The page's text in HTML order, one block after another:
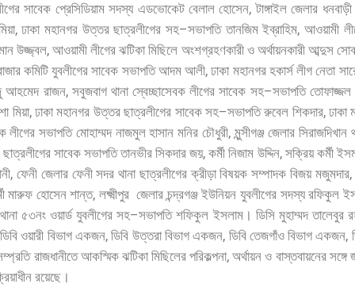
সাবেক প্রেসিডিয়াম সদস্য এডভোকেট বেলাল হোসেন,টাঙ্গাইল জেলার ধনবাড়ী
,ঢাকা মহানগর উত্তর ছাত্রলীগের সহ–সভাপতি তানজিম ইব্রাহিম,আওয়ামী
উজ্জ্বল,আওয়ামী লীগের ঝটিকা মিছিলে অংশগ্রহণকারী ও অর্থায়নকারী আব্দুস
কমিটি যুবলীগের সাবেক সভাপতি আদম আলী,ঢাকা মহানগর হকার্স লীগ নেতা
আহমেদ রাজন, সবুজবাগ থানা স্বেচ্ছাসেবক লীগের সাবেক সহ–সভাপতি তোফাজ্জল
মিয়া, ঢাকা মহানগর উত্তর ছাত্রলীগের সাবেক সহ–সভাপতি রুবেল শিকদার, ঢাকা
লীগের সভাপতি মোহাম্মদ নাজমুল হাসান মনির চৌধুরী,মুন্সীগঞ্জ জেলার সিরাজদিখান
ছাত্রলীগের সাবেক সভাপতি তানভীর সিকদার জয়,কর্মী নিজাম উদ্দিন, সক্রিয় কর্মী
, ফেনী জেলার ফেনী সদর থানা ছাত্রলীগের ক্রীড়া বিষয়ক সম্পাদক বিজয় মজুমদার,
মারুফ হোসেন শান্ত, লক্ষ্মীপুর জেলার চন্দ্রগঞ্জ ইউনিয়ন যুবলীগের সদস্য রফিকুল
থানা ৫৩নং ওয়ার্ড যুবলীগের সহ–সভাপতি শফিকুল ইসলাম। ডিসি মুহাম্মদ তালেবুর
ডিবি ওয়ারী বিভাগ একজন,ডিবি উত্তরা বিভাগ একজন, ডিবি তেজগাঁও বিভাগ একজন,
রাজধানীতে আকস্মিক ঝটিকা মিছিলের পরিকল্পনা,অর্থায়ন ও বাস্তবায়নের সঙ্গে
রয়েছে।